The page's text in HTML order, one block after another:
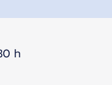
h